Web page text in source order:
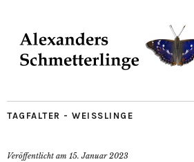
TAGFALTER - WEISSLINGE
Veröffentlicht am 15. Januar 2023